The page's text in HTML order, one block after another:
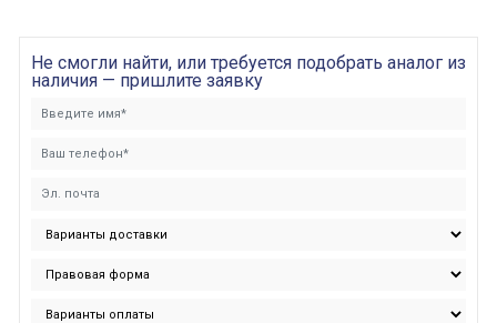
Не смогли найти, или требуется подобрать аналог из
наличия — пришлите заявку